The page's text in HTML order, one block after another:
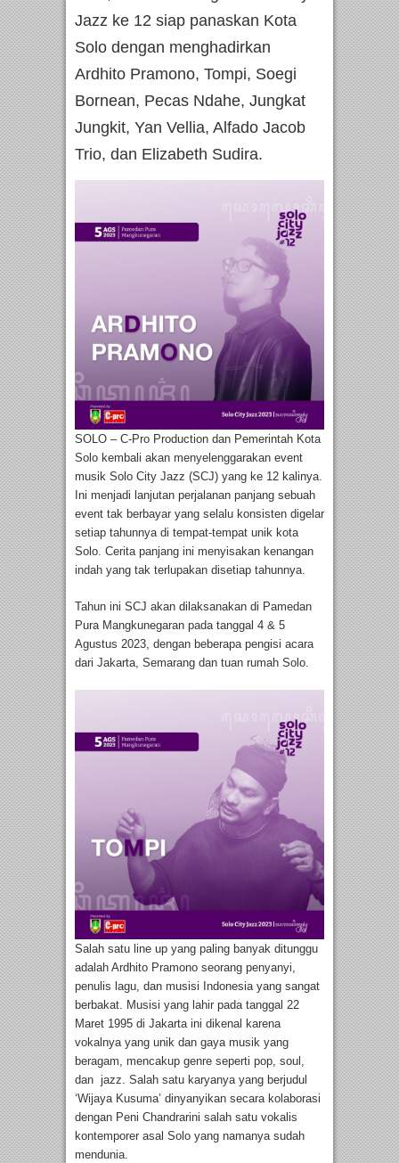
Jazz ke 12 siap panaskan Kota
Solo dengan menghadirkan
Ardhito Pramono, Tompi, Soegi
Bornean, Pecas Ndahe, Jungkat
Jungkit, Yan Vellia, Alfado Jacob
Trio, dan Elizabeth Sudira.
SOLO – C-Pro Production dan Pemerintah Kota
Solo kembali akan menyelenggarakan event
musik Solo City Jazz (SCJ) yang ke 12 kalinya.
Ini menjadi lanjutan perjalanan panjang sebuah
event tak berbayar yang selalu konsisten digelar
setiap tahunnya di tempat-tempat unik kota
Solo. Cerita panjang ini menyisakan kenangan
indah yang tak terlupakan disetiap tahunnya.
Tahun ini SCJ akan dilaksanakan di Pamedan
Pura Mangkunegaran pada tanggal 4 & 5
Agustus 2023, dengan beberapa pengisi acara
dari Jakarta, Semarang dan tuan rumah Solo.
Salah satu line up yang paling banyak ditunggu
adalah Ardhito Pramono seorang penyanyi,
penulis lagu, dan musisi Indonesia yang sangat
berbakat. Musisi yang lahir pada tanggal 22
Maret 1995 di Jakarta ini dikenal karena
vokalnya yang unik dan gaya musik yang
beragam, mencakup genre seperti pop, soul,
dan jazz. Salah satu karyanya yang berjudul
‘Wijaya Kusuma’ dinyanyikan secara kolaborasi
dengan Peni Chandrarini salah satu vokalis
kontemporer asal Solo yang namanya sudah
mendunia.